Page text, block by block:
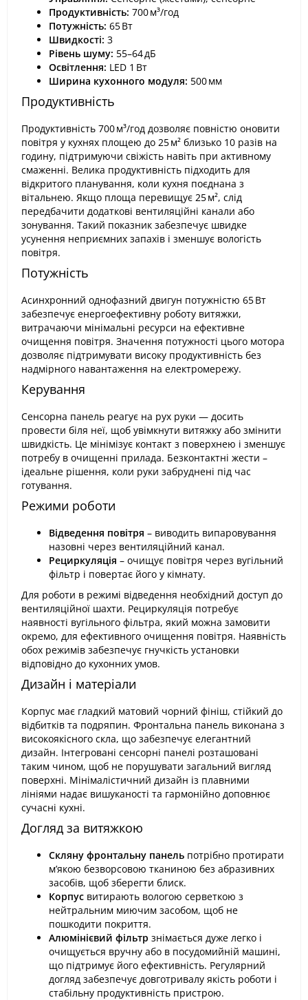
Продуктивність: 700 м³/год
Потужність: 65 Вт
Швидкості: 3
Рівень шуму: 55–64 дБ
Освітлення: LED 1 Вт
Ширина кухонного модуля: 500 мм
Продуктивність
Продуктивність 700 м³/год дозволяє повністю оновити
повітря у кухнях площею до 25 м² близько 10 разів на
годину, підтримуючи свіжість навіть при активному
смаженні. Велика продуктивність підходить для
відкритого планування, коли кухня поєднана з
вітальнею. Якщо площа перевищує 25 м², слід
передбачити додаткові вентиляційні канали або
зонування. Такий показник забезпечує швидке
усунення неприємних запахів і зменшує вологість
повітря.
Потужність
Асинхронний однофазний двигун потужністю 65 Вт
забезпечує енергоефективну роботу витяжки,
витрачаючи мінімальні ресурси на ефективне
очищення повітря. Значення потужності цього мотора
дозволяє підтримувати високу продуктивність без
надмірного навантаження на електромережу.
Керування
Сенсорна панель реагує на рух руки — досить
провести біля неї, щоб увімкнути витяжку або змінити
швидкість. Це мінімізує контакт з поверхнею і зменшує
потребу в очищенні прилада. Безконтактні жести –
ідеальне рішення, коли руки забруднені під час
готування.
Режими роботи
Відведення повітря – виводить випаровування
назовні через вентиляційний канал.
Рециркуляція – очищує повітря через вугільний
фільтр і повертає його у кімнату.
Для роботи в режимі відведення необхідний доступ до
вентиляційної шахти. Рециркуляція потребує
наявності вугільного фільтра, який можна замовити
окремо, для ефективного очищення повітря. Наявність
обох режимів забезпечує гнучкість установки
відповідно до кухонних умов.
Дизайн і матеріали
Корпус має гладкий матовий чорний фініш, стійкий до
відбитків та подряпин. Фронтальна панель виконана з
високоякісного скла, що забезпечує елегантний
дизайн. Інтегровані сенсорні панелі розташовані
таким чином, щоб не порушувати загальний вигляд
поверхні. Мінімалістичний дизайн із плавними
лініями надає вишуканості та гармонійно доповнює
сучасні кухні.
Догляд за витяжкою
Скляну фронтальну панель потрібно протирати
м’якою безворсовою тканиною без абразивних
засобів, щоб зберегти блиск.
Корпус витирають вологою серветкою з
нейтральним миючим засобом, щоб не
пошкодити покриття.
Алюмінієвий фільтр знімається дуже легко і
очищується вручну або в посудомийній машині,
що підтримує його ефективність. Регулярний
догляд забезпечує довготривалу якість роботи і
стабільну продуктивність пристрою.